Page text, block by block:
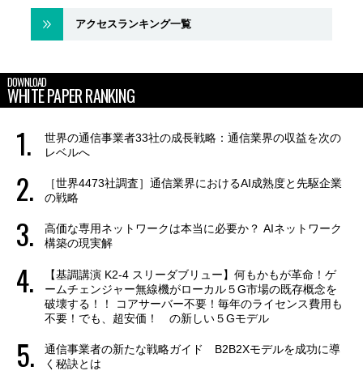
アクセスランキング一覧
DOWNLOAD
WHITE PAPER RANKING
世界の通信事業者33社の成長戦略：通信業界の収益を次の
レベルへ
［世界4473社調査］通信業界におけるAI成熟度と先駆企業
の戦略
高価な専用ネットワークは本当に必要か？ AIネットワーク
構築の現実解
【基調講演 K2-4 スリーダブリュー】何もかもが革命！ゲ
ームチェンジャー無線機がローカル５G市場の既存概念を
破壊する！！ コアサーバー不要！毎年のライセンス費用も
不要！でも、超安価！ の新しい５Gモデル
通信事業者の新たな戦略ガイド B2B2Xモデルを成功に導
く秘訣とは